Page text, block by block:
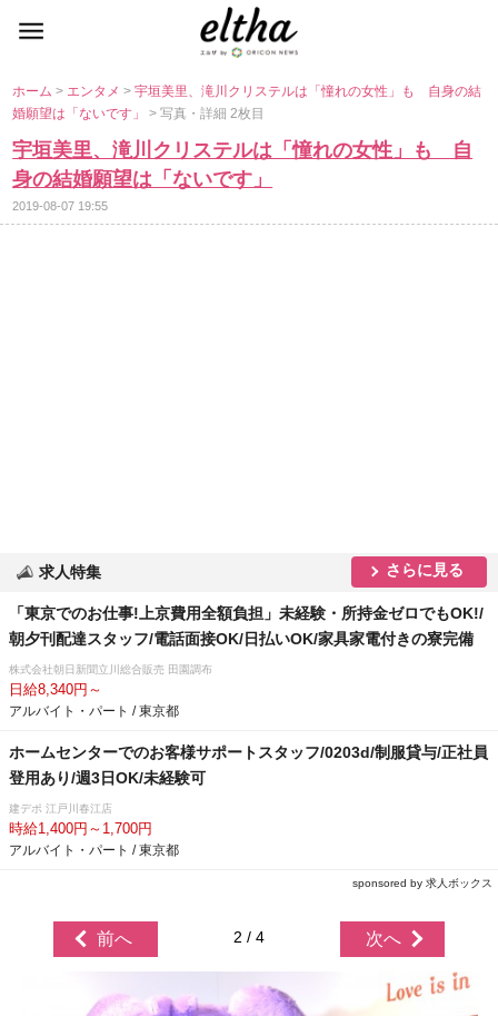
ホーム> エンタメ>宇垣美里、滝川クリステルは「憧れの女性」も 自身の結
婚願望は「ないです」> 写真・詳細 2枚目
宇垣美里、滝川クリステルは「憧れの女性」も 自
身の結婚願望は「ないです」
2019-08-07 19:55
求人特集 さらに見る
「東京でのお仕事!上京費用全額負担」未経験・所持金ゼロでもOK!/
朝夕刊配達スタッフ/電話面接OK/日払いOK/家具家電付きの寮完備
株式会社朝日新聞立川総合販売 田園調布
日給8,340円～
アルバイト・パート / 東京都
ホームセンターでのお客様サポートスタッフ/0203d/制服貸与/正社員
登用あり/週3日OK/未経験可
建デポ 江戸川春江店
時給1,400円～1,700円
アルバイト・パート / 東京都
sponsored by 求人ボックス
前へ 2 / 4 次へ